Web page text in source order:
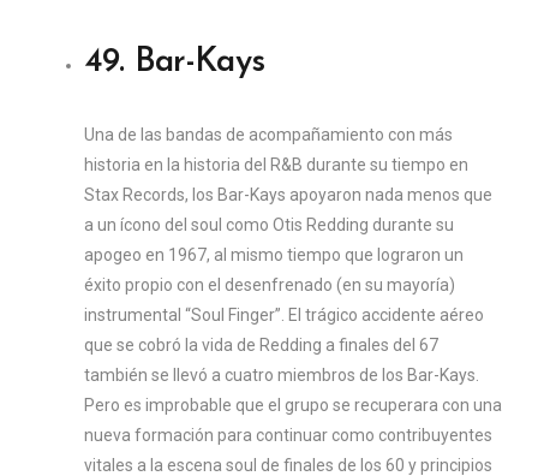
49. Bar-Kays
Una de las bandas de acompañamiento con más
historia en la historia del R&B durante su tiempo en
Stax Records, los Bar-Kays apoyaron nada menos que
a un ícono del soul como Otis Redding durante su
apogeo en 1967, al mismo tiempo que lograron un
éxito propio con el desenfrenado (en su mayoría)
instrumental “Soul Finger”. El trágico accidente aéreo
que se cobró la vida de Redding a finales del 67
también se llevó a cuatro miembros de los Bar-Kays.
Pero es improbable que el grupo se recuperara con una
nueva formación para continuar como contribuyentes
vitales a la escena soul de finales de los 60 y principios